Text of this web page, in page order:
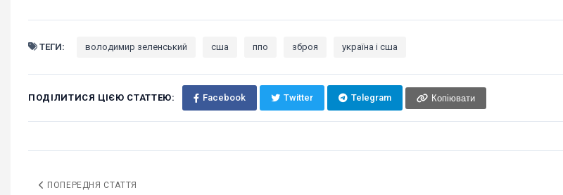
ТЕГИ: володимир зеленський сша ппо зброя україна і сша
ПОДІЛИТИСЯ ЦІЄЮ СТАТТЕЮ: Facebook Twitter Telegram Копіювати
ПОПЕРЕДНЯ СТАТТЯ